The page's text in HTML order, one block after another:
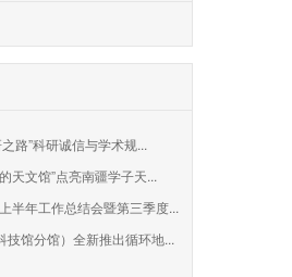
路”科研诚信与学术规...
天文馆”点亮南疆学子天...
半年工作总结会暨第三季度...
技馆分馆）全新推出循环地...